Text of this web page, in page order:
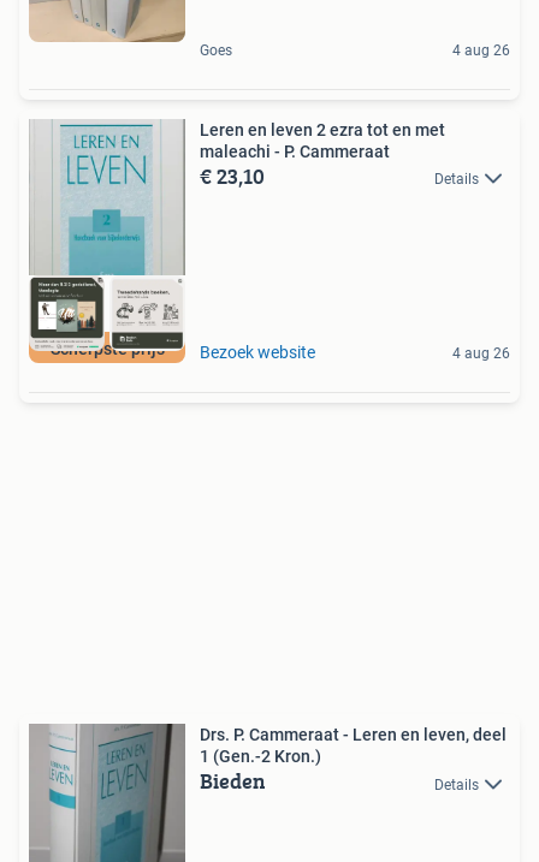
Goes 4 aug 26
Scherpste prijs
Leren en leven 2 ezra tot en met
maleachi - P. Cammeraat
€ 23,10 Details
Bezoek website 4 aug 26
Drs. P. Cammeraat - Leren en leven, deel
1 (Gen.-2 Kron.)
Bieden Details